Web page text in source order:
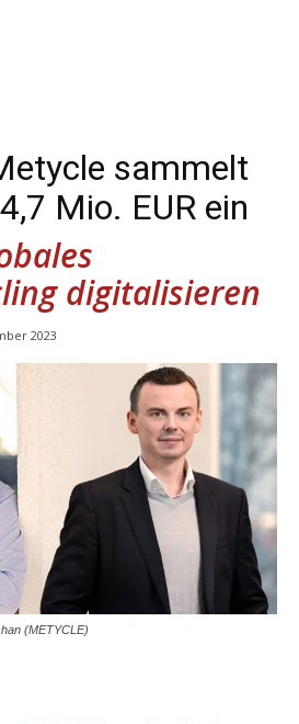
sammelt
Mio. EUR ein
digitalisieren
2023
(METYCLE)